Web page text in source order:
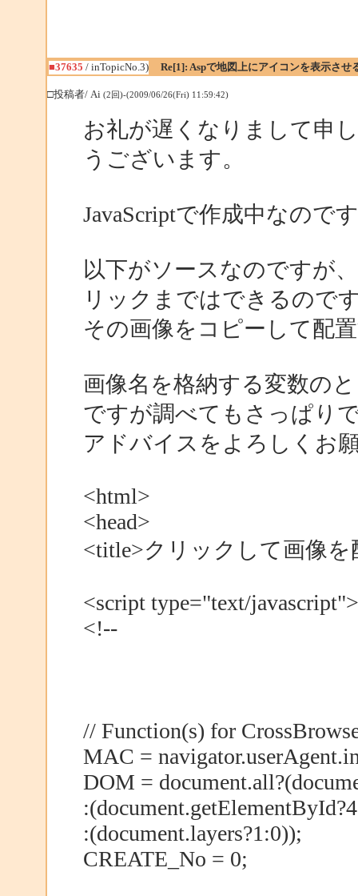
■37635 / inTopicNo.3) Re[1]: Aspで地図上にアイコンを表示させ
□投稿者/ Ai (2回)-(2009/06/26(Fri) 11:59:42)
お礼が遅くなりまして申
うございます。
JavaScriptで作成中なので
以下がソースなのですが
リックまではできるので
その画像をコピーして配
画像名を格納する変数の
ですが調べてもさっぱり
アドバイスをよろしくお
<html>
<head>
<title>クリックして画像を
<script type="text/javascript">
<!--
// Function(s) for
MAC =
DOM =
:(document.getElementById?4
:(document.layers?1:0));
CREATE_No = 0;